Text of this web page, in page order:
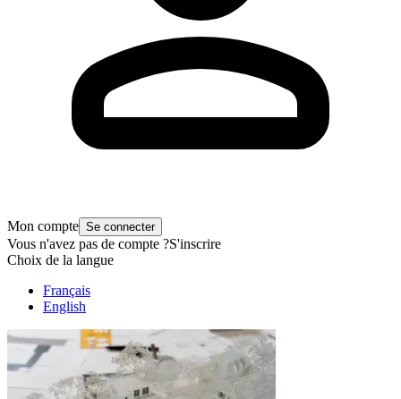
Mon compte Se connecter
Vous n'avez pas de compte ?S'inscrire
Choix de la langue
Français
English